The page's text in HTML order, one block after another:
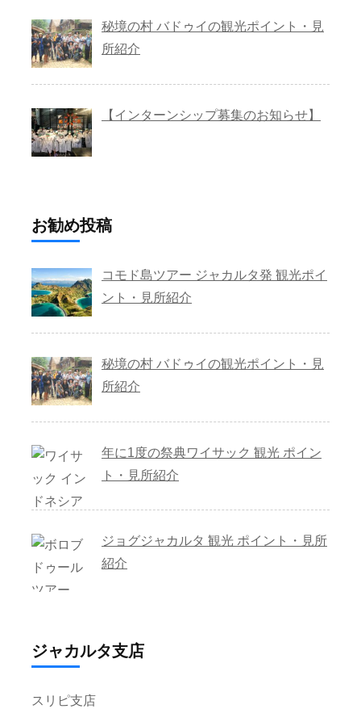
秘境の村 バドゥイの観光ポイント・見
所紹介
【インターンシップ募集のお知らせ】
お勧め投稿
コモド島ツアー ジャカルタ発 観光ポイ
ント・見所紹介
秘境の村 バドゥイの観光ポイント・見
所紹介
年に1度の祭典ワイサック 観光 ポイン
ト・見所紹介
ジョグジャカルタ 観光 ポイント・見所
紹介
ジャカルタ支店
スリピ支店